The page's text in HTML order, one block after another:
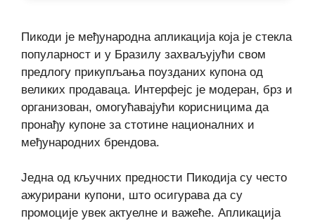
Пикоди је међународна апликација која је стекла
популарност и у Бразилу захваљујући свом
предлогу прикупљања поузданих купона од
великих продаваца. Интерфејс је модеран, брз и
организован, омогућавајући корисницима да
пронађу купоне за стотине националних и
међународних брендова.
Једна од кључних предности Пикодија су често
ажурирани купони, што осигурава да су
промоције увек актуелне и важеће. Апликација